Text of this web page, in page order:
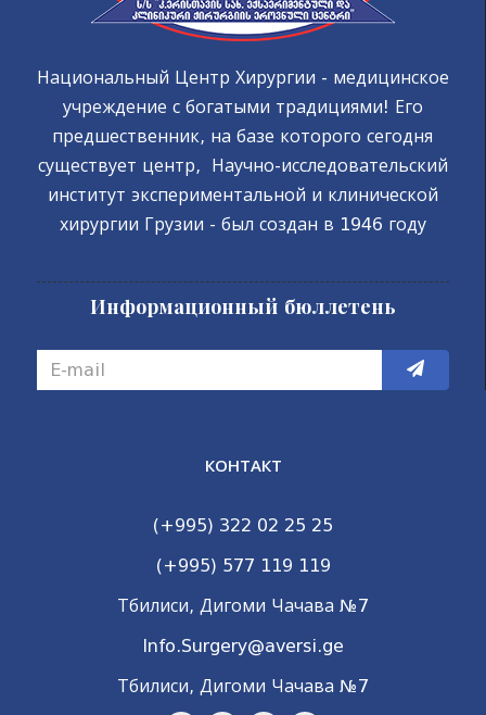
Национальный Центр Хирургии - медицинское
учреждение с богатыми традициями! Его
предшественник, на базе которого сегодня
существует центр, Научно-исследовательский
институт экспериментальной и клинической
хирургии Грузии - был создан в 1946 году
Информационный бюллетень
КОНТАКТ
(+995) 322 02 25 25
(+995) 577 119 119
Тбилиси, Дигоми Чачава №7
Info.Surgery@aversi.ge
Тбилиси, Дигоми Чачава №7